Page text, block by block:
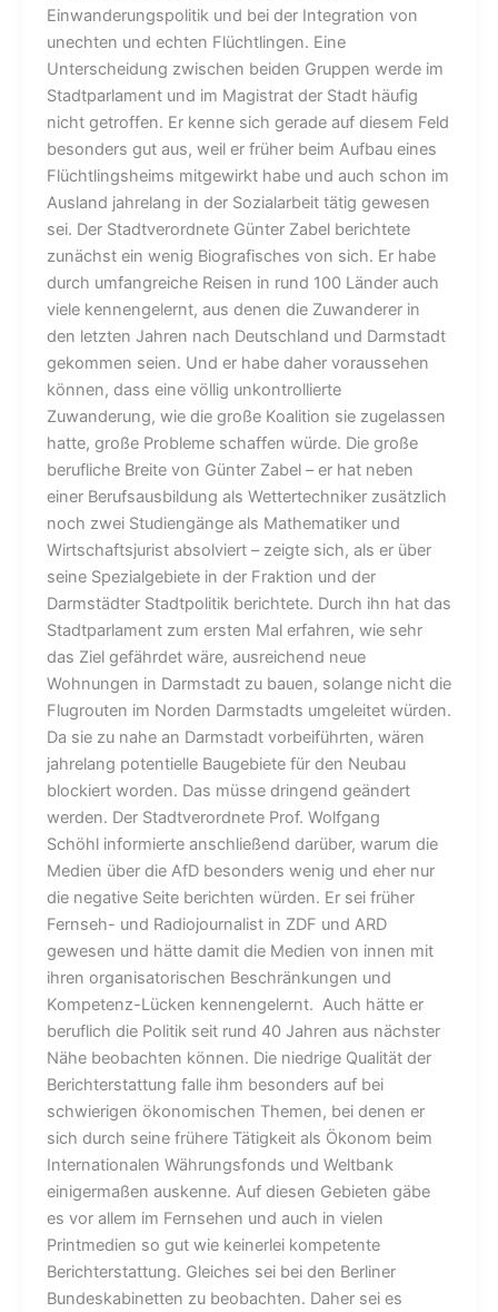
Einwanderungspolitik und bei der Integration von
unechten und echten Flüchtlingen. Eine
Unterscheidung zwischen beiden Gruppen werde im
Stadtparlament und im Magistrat der Stadt häufig
nicht getroffen. Er kenne sich gerade auf diesem Feld
besonders gut aus, weil er früher beim Aufbau eines
Flüchtlingsheims mitgewirkt habe und auch schon im
Ausland jahrelang in der Sozialarbeit tätig gewesen
sei. Der Stadtverordnete Günter Zabel berichtete
zunächst ein wenig Biografisches von sich. Er habe
durch umfangreiche Reisen in rund 100 Länder auch
viele kennengelernt, aus denen die Zuwanderer in
den letzten Jahren nach Deutschland und Darmstadt
gekommen seien. Und er habe daher voraussehen
können, dass eine völlig unkontrollierte
Zuwanderung, wie die große Koalition sie zugelassen
hatte, große Probleme schaffen würde. Die große
berufliche Breite von Günter Zabel – er hat neben
einer Berufsausbildung als Wettertechniker zusätzlich
noch zwei Studiengänge als Mathematiker und
Wirtschaftsjurist absolviert – zeigte sich, als er über
seine Spezialgebiete in der Fraktion und der
Darmstädter Stadtpolitik berichtete. Durch ihn hat das
Stadtparlament zum ersten Mal erfahren, wie sehr
das Ziel gefährdet wäre, ausreichend neue
Wohnungen in Darmstadt zu bauen, solange nicht die
Flugrouten im Norden Darmstadts umgeleitet würden.
Da sie zu nahe an Darmstadt vorbeiführten, wären
jahrelang potentielle Baugebiete für den Neubau
blockiert worden. Das müsse dringend geändert
werden. Der Stadtverordnete Prof. Wolfgang
Schöhl informierte anschließend darüber, warum die
Medien über die AfD besonders wenig und eher nur
die negative Seite berichten würden. Er sei früher
Fernseh- und Radiojournalist in ZDF und ARD
gewesen und hätte damit die Medien von innen mit
ihren organisatorischen Beschränkungen und
Kompetenz-Lücken kennengelernt. Auch hätte er
beruflich die Politik seit rund 40 Jahren aus nächster
Nähe beobachten können. Die niedrige Qualität der
Berichterstattung falle ihm besonders auf bei
schwierigen ökonomischen Themen, bei denen er
sich durch seine frühere Tätigkeit als Ökonom beim
Internationalen Währungsfonds und Weltbank
einigermaßen auskenne. Auf diesen Gebieten gäbe
es vor allem im Fernsehen und auch in vielen
Printmedien so gut wie keinerlei kompetente
Berichterstattung. Gleiches sei bei den Berliner
Bundeskabinetten zu beobachten. Daher sei es